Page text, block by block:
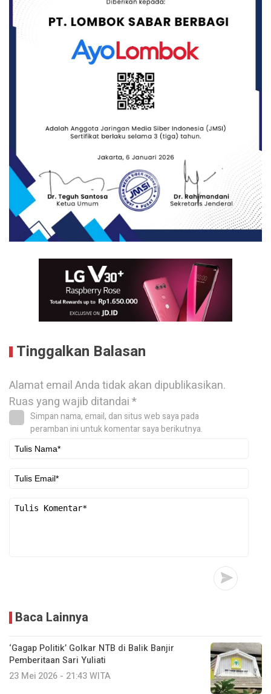
Tinggalkan Balasan
Alamat email Anda tidak akan dipublikasikan.
Ruas yang wajib ditandai*
Simpan nama, email, dan situs web saya pada
peramban ini untuk komentar saya berikutnya.
Baca Lainnya
‘Gagap Politik’ Golkar NTB di Balik Banjir
Pemberitaan Sari Yuliati
23 Mei 2026 - 21:43 WITA